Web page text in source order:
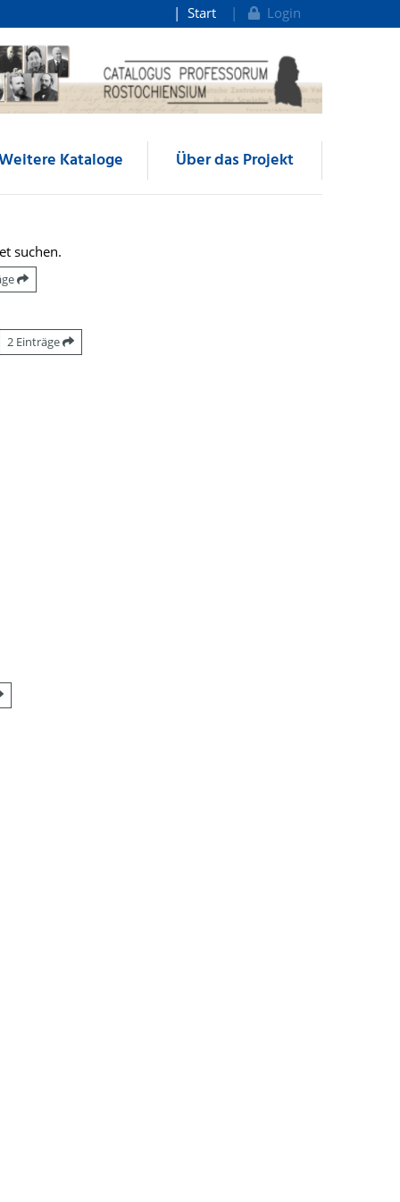
Start Login
Kataloge Über das Projekt
suchen.
2 Einträge